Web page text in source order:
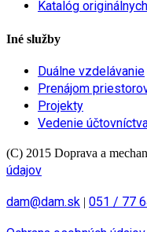
Katalóg
Iné služby
Duálne vzdelávanie
Prenájom
Projekty
Vedenie
(C) 2015 Doprava a
údajov
dam@dam.sk | 051 / 77